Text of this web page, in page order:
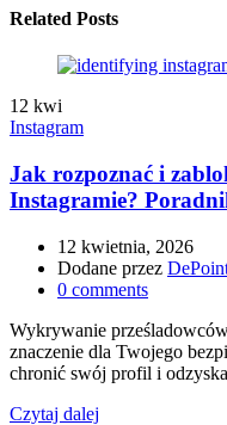
Related Posts
12 kwi
Instagram
Jak rozpoznać i
Instagramie?
12 kwietnia, 2026
Dodane przez
0 comments
Wykrywanie
znaczenie dla Twojego
chronić swój profil i
Czytaj dalej